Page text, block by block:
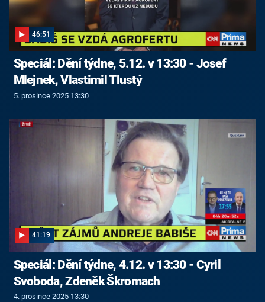
46:51
Speciál: Dění týdne, 5.12. v 13:30 - Josef
Mlejnek, Vlastimil Tlustý
5. prosince 2025 13:30
41:19
Speciál: Dění týdne, 4.12. v 13:30 - Cyril
Svoboda, Zdeněk Škromach
4. prosince 2025 13:30